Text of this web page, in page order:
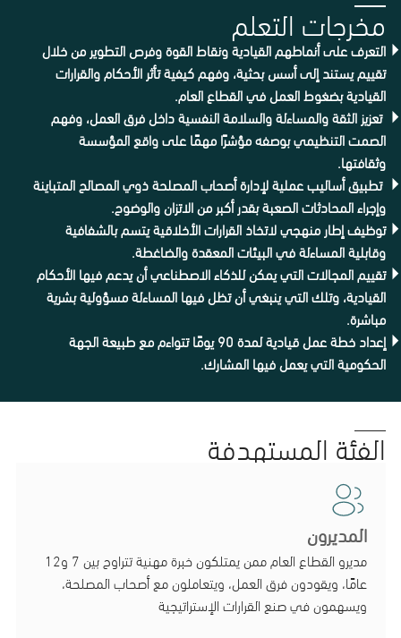
مخرجات التعلم
التعرف على أنماطهم القيادية ونقاط القوة وفرص التطوير من خلال
تقييم يستند إلى أسس بحثية، وفهم كيفية تأثر الأحكام والقرارات
القيادية بضغوط العمل في القطاع العام.
تعزيز الثقة والمساءلة والسلامة النفسية داخل فرق العمل، وفهم
الصمت التنظيمي بوصفه مؤشرًا مهمًا على واقع المؤسسة
وثقافتها.
تطبيق أساليب عملية لإدارة أصحاب المصلحة ذوي المصالح المتباينة
وإجراء المحادثات الصعبة بقدر أكبر من الاتزان والوضوح.
توظيف إطار منهجي لاتخاذ القرارات الأخلاقية يتسم بالشفافية
وقابلية المساءلة في البيئات المعقدة والضاغطة.
تقييم المجالات التي يمكن للذكاء الاصطناعي أن يدعم فيها الأحكام
القيادية، وتلك التي ينبغي أن تظل فيها المساءلة مسؤولية بشرية
مباشرة.
إعداد خطة عمل قيادية لمدة 90 يومًا تتواءم مع طبيعة الجهة
الحكومية التي يعمل فيها المشارك.
الفئة المستهدفة
المديرون
مديرو القطاع العام ممن يمتلكون خبرة مهنية تتراوح بين 7 و12
عامًا، ويقودون فرق العمل، ويتعاملون مع أصحاب المصلحة،
ويسهمون في صنع القرارات الإستراتيجية